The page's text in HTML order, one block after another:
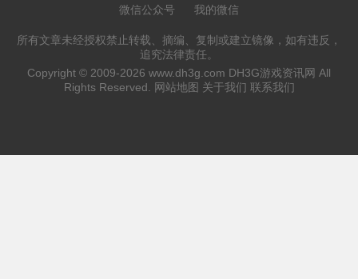
微信公众号 我的微信
所有文章未经授权禁止转载、摘编、复制或建立镜像，如有违反，
追究法律责任。
Copyright © 2009-2026 www.dh3g.com DH3G游戏资讯网 All
Rights Reserved.
网站地图 关于我们 联系我们